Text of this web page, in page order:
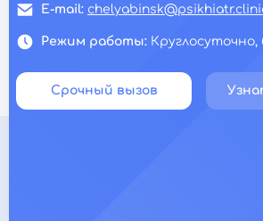
E-mail:
Режим работы: Круглосуточно,
Срочный вызов